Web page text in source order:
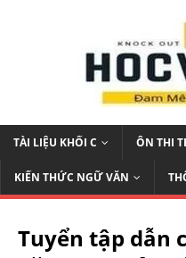
TÀI LIỆU KHỐI C ÔN THI
KIẾN THỨC NGỮ VĂN
Tuyển tập dẫn